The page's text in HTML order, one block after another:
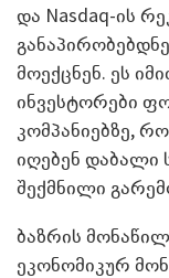
და Nasdaq-ის
მოექცნენ. ეს
ინვესტორები
კომპანიებზე,
იღებენ დაბალი
შექმნილი
ბაზრის
ეკონომიკურ